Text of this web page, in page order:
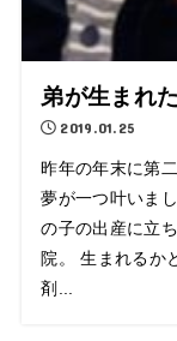
弟が生まれ
2019.01.25
昨年の年末に第
夢が一つ叶いま
の子の出産に立
院。 生まれるか
剤...